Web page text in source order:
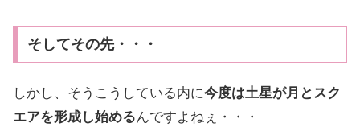
そしてその先・・・
しかし、そうこうしている内に今度は土星が月とスク
エアを形成し始めるんですよねぇ・・・